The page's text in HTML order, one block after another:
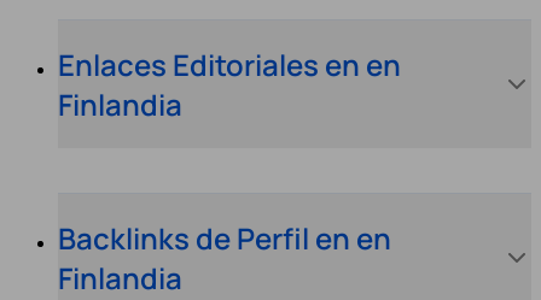
Enlaces Editoriales en en
Finlandia
Backlinks de Perfil en en
Finlandia